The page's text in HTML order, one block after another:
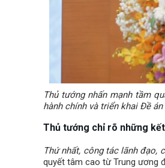
Thủ tướng nhấn mạnh tầm
hành chính và triển khai Đề
Thủ tướng chỉ rõ những
Thứ nhất, công tác lãnh đạo,
quyết tâm cao từ Trung ương